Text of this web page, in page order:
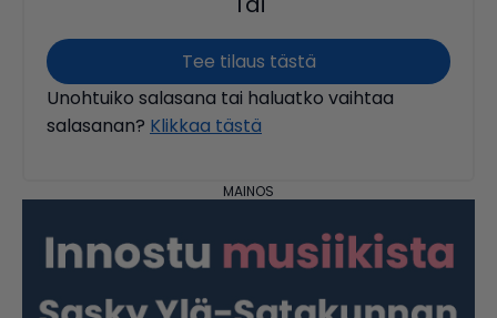
Tee tilaus tästä
Unohtuiko salasana tai haluatko vaihtaa
salasanan? Klikkaa tästä